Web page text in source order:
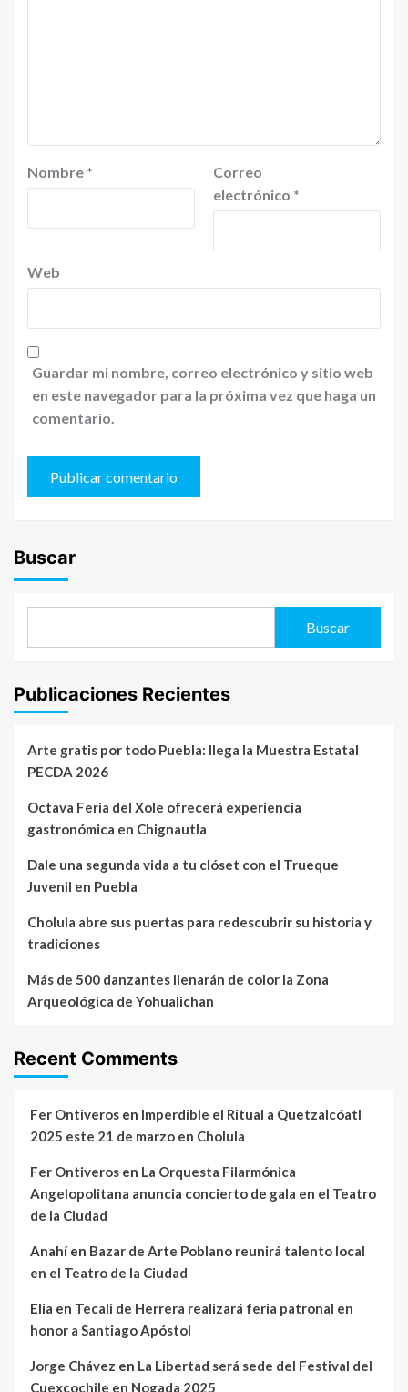
Nombre *
Correo
electrónico *
Web
Guardar mi nombre, correo electrónico y sitio web
en este navegador para la próxima vez que haga un
comentario.
Buscar
Buscar
Publicaciones Recientes
Arte gratis por todo Puebla: llega la Muestra Estatal
PECDA 2026
Octava Feria del Xole ofrecerá experiencia
gastronómica en Chignautla
Dale una segunda vida a tu clóset con el Trueque
Juvenil en Puebla
Cholula abre sus puertas para redescubrir su historia y
tradiciones
Más de 500 danzantes llenarán de color la Zona
Arqueológica de Yohualichan
Recent Comments
Fer Ontiveros en Imperdible el Ritual a Quetzalcóatl
2025 este 21 de marzo en Cholula
Fer Ontiveros en La Orquesta Filarmónica
Angelopolitana anuncia concierto de gala en el Teatro
de la Ciudad
Anahíen Bazar de Arte Poblano reunirá talento local
en el Teatro de la Ciudad
Elia en Tecali de Herrera realizará feria patronal en
honor a Santiago Apóstol
Jorge Chávez en La Libertad será sede del Festival del
Cuexcochile en Nogada 2025